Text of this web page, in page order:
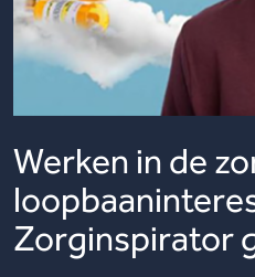
Werken in de
Zorginspirator